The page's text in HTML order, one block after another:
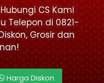
CS Kami
Telepon di 0821-
Grosir dan
Harga Diskon